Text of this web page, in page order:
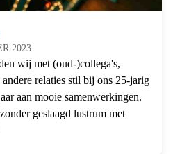
2023
wij met (oud-)collega's,
relaties stil bij ons 25-jarig
aan mooie samenwerkingen.
geslaagd lustrum met